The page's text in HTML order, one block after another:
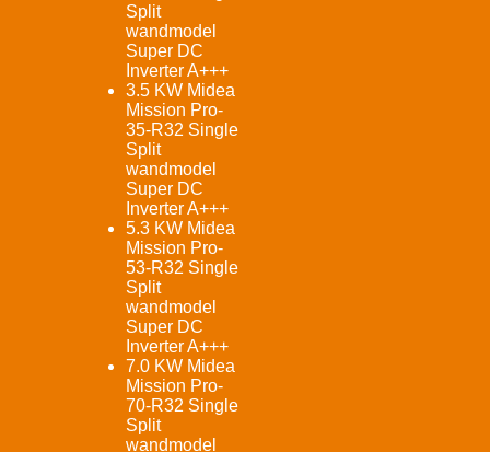
Split
wandmodel
Super DC
Inverter A+++
3.5 KW Midea
Mission Pro-
35-R32 Single
Split
wandmodel
Super DC
Inverter A+++
5.3 KW Midea
Mission Pro-
53-R32 Single
Split
wandmodel
Super DC
Inverter A+++
7.0 KW Midea
Mission Pro-
70-R32 Single
Split
wandmodel